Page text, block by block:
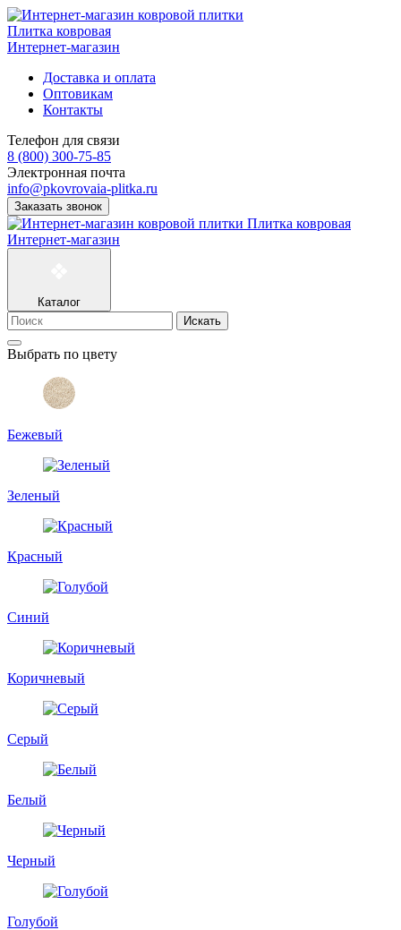
Плитка ковровая
Интернет-магазин
Доставка и оплата
Оптовикам
Контакты
Телефон для связи
8 (800) 300-75-85
Электронная почта
info@pkovrovaia-plitka.ru
Заказать звонок
Плитка ковровая
Интернет-магазин
Каталог
Искать
Выбрать по цвету
Бежевый
Зеленый
Красный
Синий
Коричневый
Серый
Белый
Черный
Голубой